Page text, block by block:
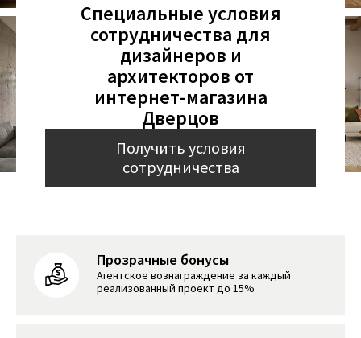
Специальные условия
сотрудничества для
дизайнеров и
архитекторов от
интернет-магазина
Дверцов
Получить условия
сотрудничества
Прозрачные бонусы
Агентское вознаграждение за каждый
реализованный проект до 15%